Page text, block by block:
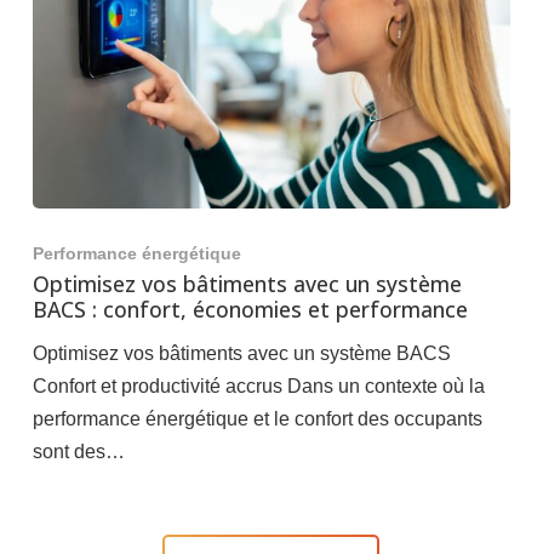
Performance énergétique
Optimisez vos bâtiments avec un système
BACS : confort, économies et performance
Optimisez vos bâtiments avec un système BACS
Confort et productivité accrus Dans un contexte où la
performance énergétique et le confort des occupants
sont des…